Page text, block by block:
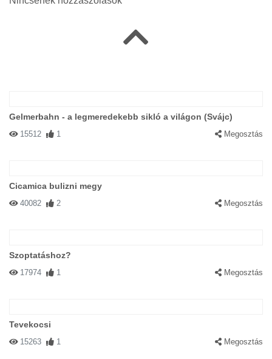
Gelmerbahn - a legmeredekebb sikló a világon (Svájc)
15512 1 Megosztás
Cicamica bulizni megy
40082 2 Megosztás
Szoptatáshoz?
17974 1 Megosztás
Tevekocsi
15263 1 Megosztás